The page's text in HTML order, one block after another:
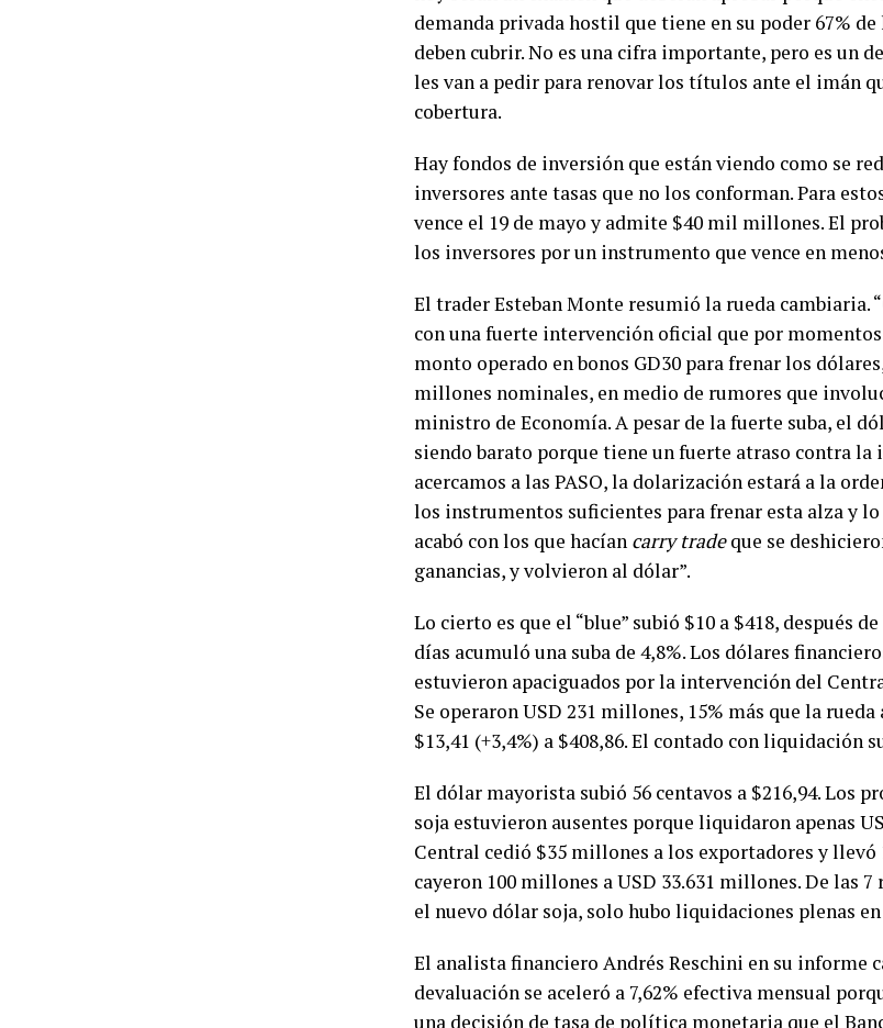
demanda privada hostil que tiene en su poder 67%
deben cubrir. No es una cifra importante, pero es un
les van a pedir para renovar los títulos ante el imán
cobertura.
Hay fondos de inversión que están viendo como se
inversores ante tasas que no los conforman. Para
vence el 19 de mayo y admite $40 mil millones. El
los inversores por un instrumento que vence en
El trader Esteban Monte resumió la rueda cambiaria.
con una fuerte intervención oficial que por
monto operado en bonos GD30 para frenar los
millones nominales, en medio de rumores que
ministro de Economía. A pesar de la fuerte suba, el
siendo barato porque tiene un fuerte atraso contra la
acercamos a las PASO, la dolarización estará a la
los instrumentos suficientes para frenar esta alza y lo
acabó con los que hacían carry tradeque se
ganancias, y volvieron al dólar”.
Lo cierto es que el “blue” subió $10 a $418, después
días acumuló una suba de 4,8%. Los dólares
estuvieron apaciguados por la intervención del
Se operaron USD 231 millones, 15% más que la
$13,41 (+3,4%) a $408,86. El contado con liquidación
El dólar mayorista subió 56 centavos a $216,94. Los
soja estuvieron ausentes porque liquidaron apenas
Central cedió $35 millones a los exportadores y llevó
cayeron 100 millones a USD 33.631 millones. De las 7
el nuevo dólar soja, solo hubo liquidaciones plenas en
El analista financiero Andrés Reschini en su informe
devaluación se aceleró a 7,62% efectiva mensual
una decisión de tasa de política monetaria que el